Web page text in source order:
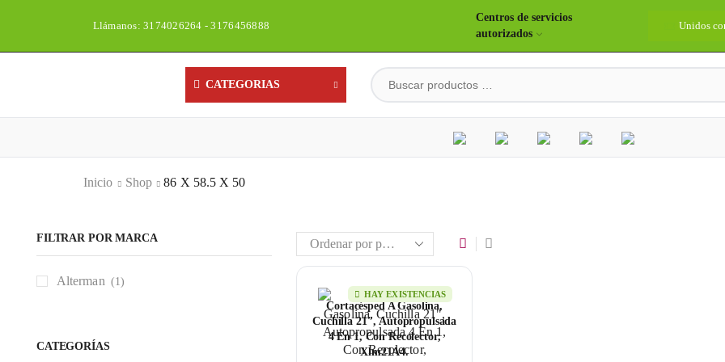
Llámanos: 3174026264 - 3176456888
Centros de servicios
autorizados
Unidos
CATEGORIAS
Inicio Shop 86 X 58.5 X 50
HAY EXISTENCIAS
Cortacésped A Gasolina,
Cuchilla 21″, Autopropulsada
4 En 1, Con Recolector,
Xlm21A4.
FILTRAR POR MARCA
Alterman (1)
CATEGORÍAS